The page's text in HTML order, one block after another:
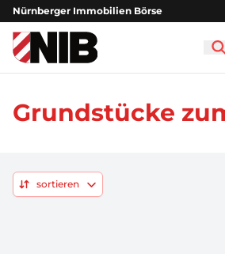
Nürnberger Immobilien Börse
NIB - Nürnberger Immobilien
Grundstücke
sortieren